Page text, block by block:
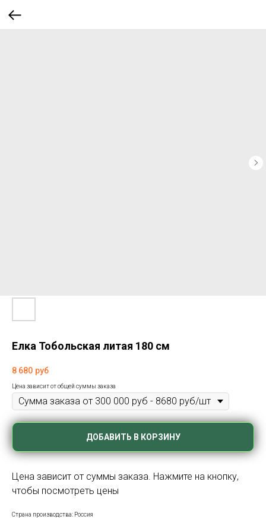
Елка Тобольская литая 180 см
8 680 руб
Цена зависит от общей суммы заказа
ДОБАВИТЬ В КОРЗИНУ
Цена зависит от суммы заказа. Нажмите на кнопку,
чтобы посмотреть цены
Страна производства: Россия